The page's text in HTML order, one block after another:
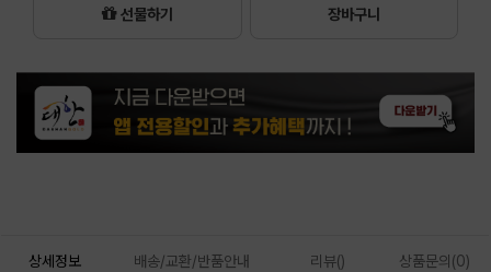
선물하기 장바구니
상세정보 배송/교환/반품안내 리뷰() 상품문의(0)